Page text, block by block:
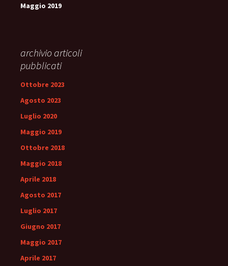
Maggio 2019
archivio articoli
pubblicati
Ottobre 2023
Agosto 2023
Luglio 2020
Maggio 2019
Ottobre 2018
Maggio 2018
Aprile 2018
Agosto 2017
Luglio 2017
Giugno 2017
Maggio 2017
Aprile 2017